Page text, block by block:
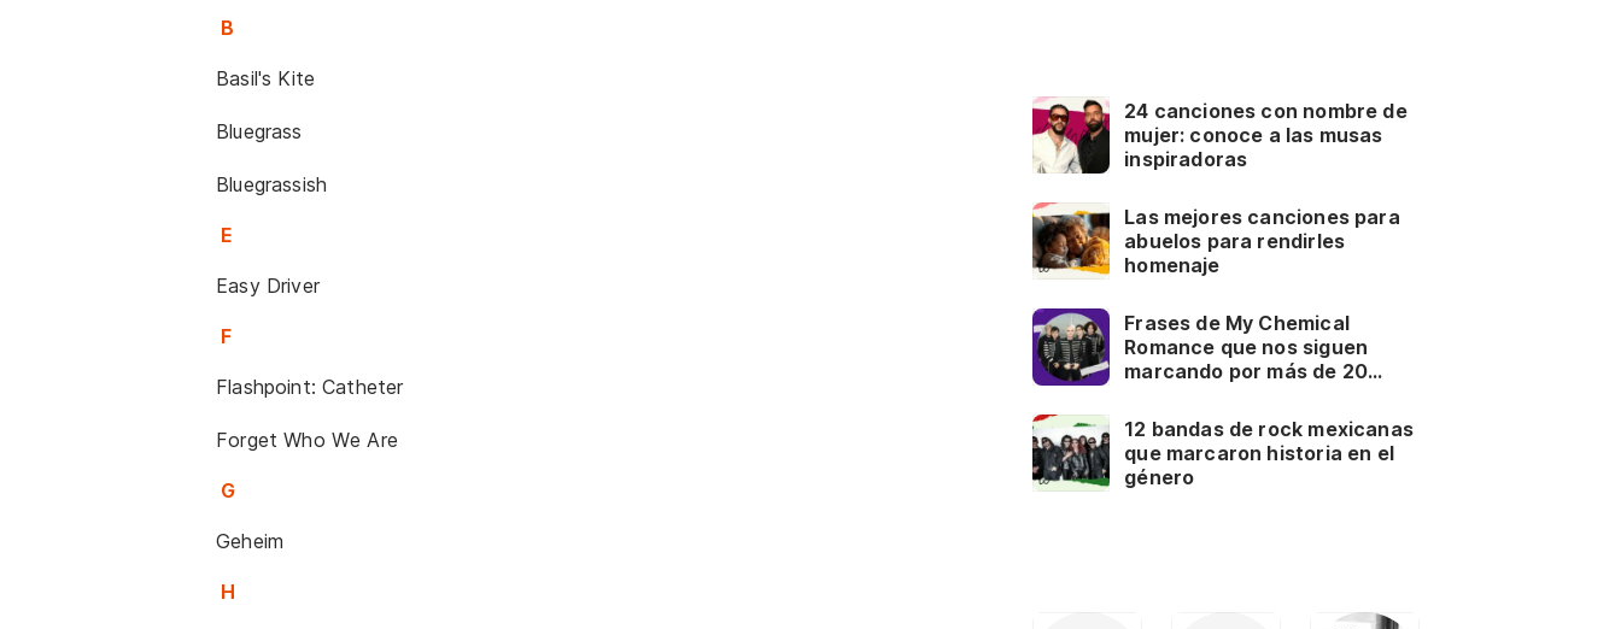
B
Basil's Kite
Bluegrass
Bluegrassish
E
Easy Driver
F
Flashpoint: Catheter
Forget Who We Are
G
Geheim
H
24 canciones con nombre de
mujer: conoce a las musas
inspiradoras
Las mejores canciones para
abuelos para rendirles
homenaje
Frases de My Chemical
Romance que nos siguen
marcando por más de 20
12 bandas de rock mexicanas
que marcaron historia en el
género